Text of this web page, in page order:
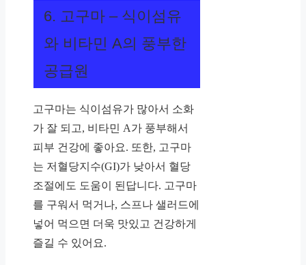
6. 고구마 – 식이섬유
와 비타민 A의 풍부한
공급원
고구마는 식이섬유가 많아서 소화
가 잘 되고, 비타민 A가 풍부해서
피부 건강에 좋아요. 또한, 고구마
는 저혈당지수(GI)가 낮아서 혈당
조절에도 도움이 된답니다. 고구마
를 구워서 먹거나, 스프나 샐러드에
넣어 먹으면 더욱 맛있고 건강하게
즐길 수 있어요.